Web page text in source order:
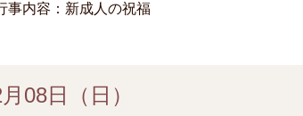
事内容：新成人の祝福
08日（日）